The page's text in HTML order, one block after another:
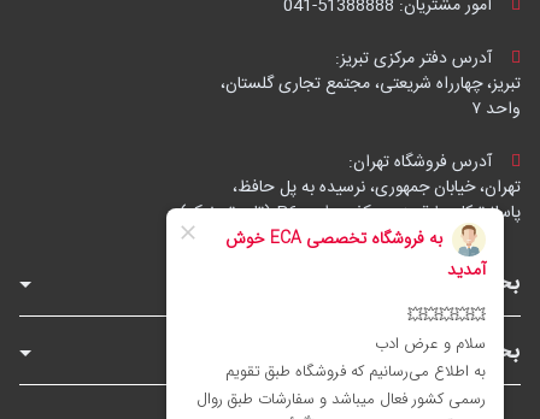
آدرس دفتر مرکزی تبریز:
تبریز، چهارراه شریعتی، مجتمع تجاری گلستان،
واحد ۷
آدرس فروشگاه تهران:
تهران، خیابان جمهوری، نرسیده به پل حافظ،
پاساژ توکل، طبقه زیرهمکف، واحد B6 (تاپ ترونیک)
بخش‌های فروشگاه
بخش‌های سایت